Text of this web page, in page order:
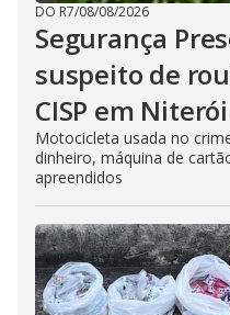
DO R7/08/08/2026
Segurança
suspeito de
CISP em Niterói
Motocicleta usada no
dinheiro, máquina de
apreendidos